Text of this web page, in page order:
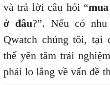
và trả lời câu hỏi “
ở đâu?”. Nếu có
Qwatch chúng tôi, tại
thể yên tâm trải
phải lo lắng về vấn đề